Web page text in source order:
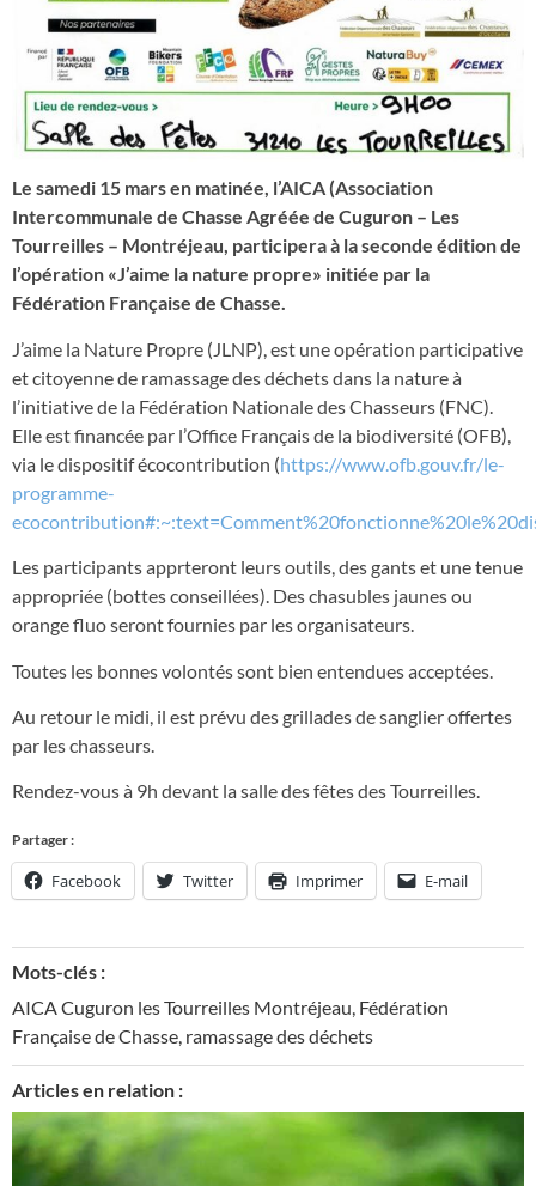
Le samedi 15 mars en matinée, l’AICA (Association
Intercommunale de Chasse Agréée de Cuguron – Les
Tourreilles – Montréjeau, participera à la seconde édition de
l’opération «J’aime la nature propre» initiée par la
Fédération Française de Chasse.
J’aime la Nature Propre (JLNP), est une opération participative
et citoyenne de ramassage des déchets dans la nature à
l’initiative de la Fédération Nationale des Chasseurs (FNC).
Elle est financée par l’Office Français de la biodiversité (OFB),
via le dispositif écocontribution (https://www.ofb.gouv.fr/le-
programme-
Les participants apprteront leurs outils, des gants et une tenue
appropriée (bottes conseillées). Des chasubles jaunes ou
orange fluo seront fournies par les organisateurs.
Toutes les bonnes volontés sont bien entendues acceptées.
Au retour le midi, il est prévu des grillades de sanglier offertes
par les chasseurs.
Rendez-vous à 9h devant la salle des fêtes des Tourreilles.
Partager :
Facebook Twitter Imprimer E-mail
Mots-clés :
AICA Cuguron les Tourreilles Montréjeau Fédération
Française de Chasse ramassage des déchets
Articles en relation :